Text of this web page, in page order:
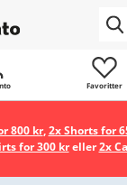
Favoritter
800 kr,2x Shorts for
for 300 kreller2x